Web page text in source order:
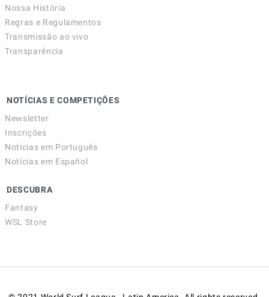
Nossa História
Regras e Regulamentos
Transmissão ao vivo
Transparência
NOTÍCIAS E COMPETIÇÕES
Newsletter
Inscrições
Notícias em Português
Notícias em Español
DESCUBRA
Fantasy
WSL Store